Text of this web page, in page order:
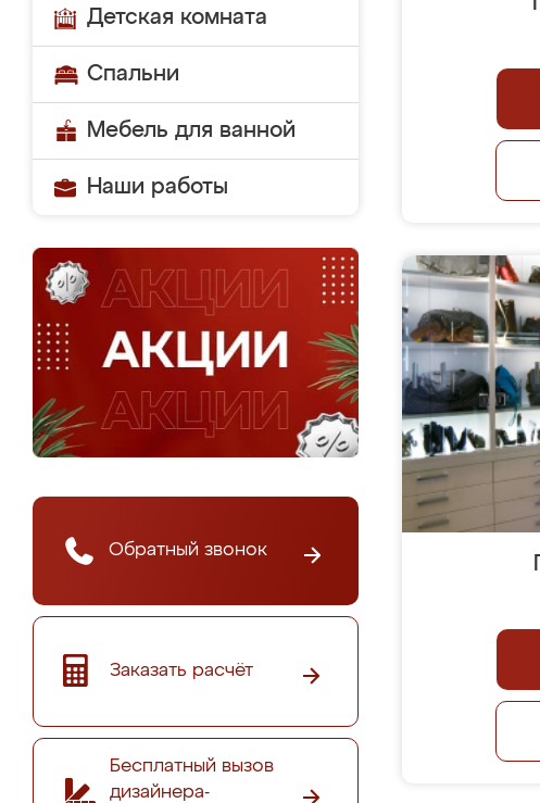
Детская комната
Спальни
Мебель для ванной
Наши работы
Обратный звонок
Заказать расчёт
Бесплатный вызов
дизайнера-